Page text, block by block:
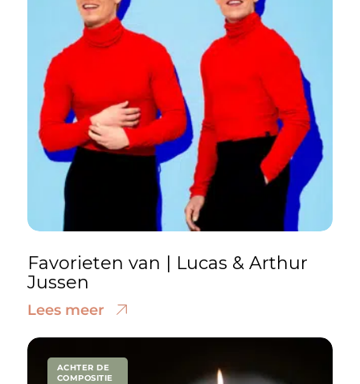
Favorieten van | Lucas & Arthur
Jussen
Lees meer
ACHTER DE
COMPOSITIE